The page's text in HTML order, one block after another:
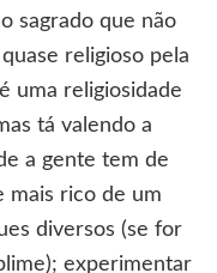
sagrado que não
religioso pela
uma religiosidade
tá valendo a
a gente tem de
mais rico de um
diversos (se for
experimentar